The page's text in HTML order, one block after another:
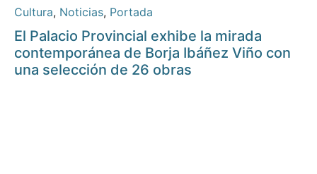
Cultura, Noticias, Portada
El Palacio Provincial exhibe la mirada
contemporánea de Borja Ibáñez Viño con
una selección de 26 obras